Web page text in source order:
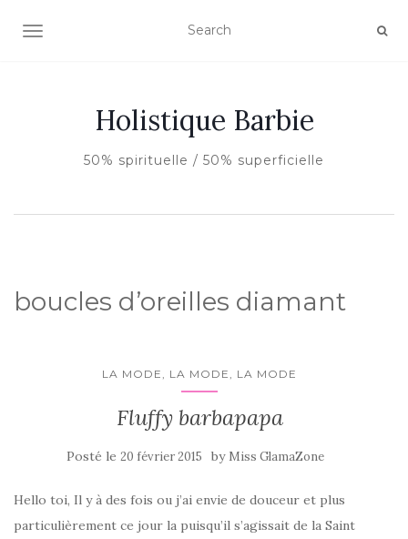
AFFICHER/MASQUER LA NAVIGATION
Holistique Barbie
50% spirituelle / 50% superficielle
boucles d’oreilles diamant
LA MODE, LA MODE, LA MODE
Fluffy barbapapa
Posté le 20 février 2015 by Miss GlamaZone
Hello toi, Il y à des fois ou j’ai envie de douceur et plus
particulièrement ce jour la puisqu’il s’agissait de la Saint